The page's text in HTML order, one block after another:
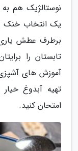
نوستالژیک هم
یک انتخاب خنک
برطرف عطش
تابستان را
آموزش های
تهیه آبدوغ
امتحان کنید.